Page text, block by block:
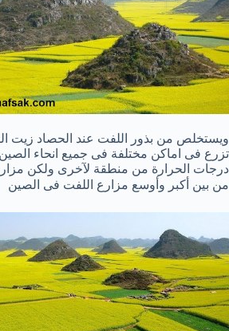
ويستخلص من بذور اللفت عند الحصاد زيت
تزرع فى اماكن مختلفة فى جميع انحاء
درجات الحرارة من منطقة لآخرى ولكن مزارع
من بين أكبر وأوسع مزارع اللفت فى الصين